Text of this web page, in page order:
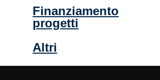
Finanziamento
progetti
Altri